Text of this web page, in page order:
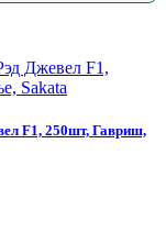
F1, 250шт, Гавриш,